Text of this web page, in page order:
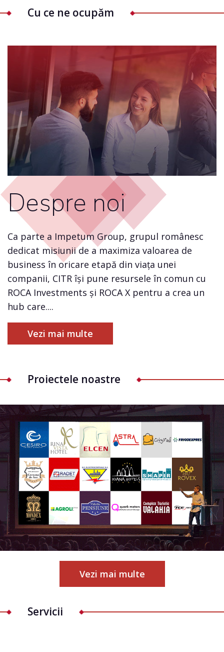
Cu ce ne ocupăm
Despre noi
Ca parte a Impetum Group, grupul românesc
dedicat misiunii de a maximiza valoarea de
business în oricare etapă din viața unei
companii, CITR își pune resursele în comun cu
ROCA Investments și ROCA X pentru a crea un
hub care....
Vezi mai multe
Proiectele noastre
Vezi mai multe
Servicii